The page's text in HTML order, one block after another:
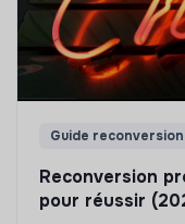
Guide reconversion
Reconversion
pour réussir